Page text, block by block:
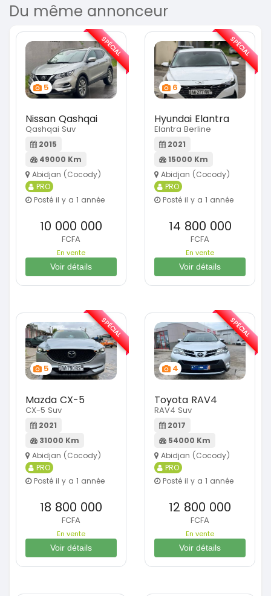
Du même annonceur
5
Nissan Qashqai
Qashqai Suv
2015
49000 Km
Abidjan (Cocody)
PRO
Posté il y a 1 année
10 000 000
FCFA
En vente
Voir détails
SPÉCIAL
6
Hyundai Elantra
Elantra Berline
2021
15000 Km
Abidjan (Cocody)
PRO
Posté il y a 1 année
14 800 000
FCFA
En vente
Voir détails
SPÉCIAL
5
Mazda CX-5
CX-5 Suv
2021
31000 Km
Abidjan (Cocody)
PRO
Posté il y a 1 année
18 800 000
FCFA
En vente
Voir détails
SPÉCIAL
4
Toyota RAV4
RAV4 Suv
2017
54000 Km
Abidjan (Cocody)
PRO
Posté il y a 1 année
12 800 000
FCFA
En vente
Voir détails
SPÉCIAL